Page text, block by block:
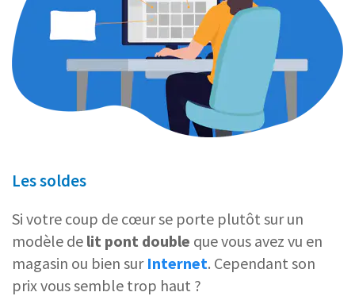
Les soldes
Si votre coup de cœur se porte plutôt sur un
modèle de lit pont double que vous avez vu en
magasin ou bien sur Internet. Cependant son
prix vous semble trop haut ?